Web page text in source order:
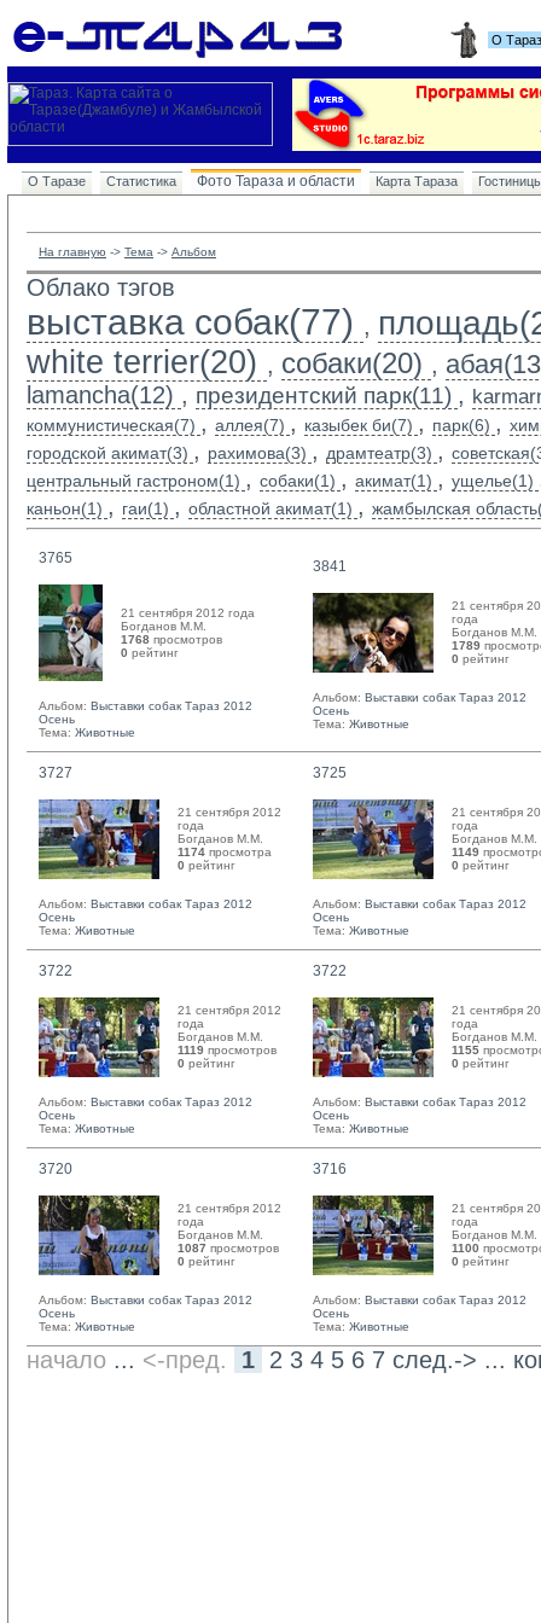
О
О Таразе Статистика Фото Тараза и области Карта Тараза
На главную -> Тема -> Альбом
Облако тэгов
выставка собак(77) ,
white terrier(20) , собаки(20) ,
lamancha(12) , президентский парк(11) ,
коммунистическая(7) , аллея(7) , казыбек би(7) , парк(6) ,
городской акимат(3) , рахимова(3) , драмтеатр(3) ,
центральный гастроном(1) , собаки(1) , акимат(1) , ущелье(1)
каньон(1) , гаи(1) , областной акимат(1) , жамбылская
3765
21 сентября 2012 года
Богданов М.М.
1768 просмотров
0 рейтинг
Альбом: Выставки собак Тараз 2012
Осень
Тема: Животные
3841
21 сентября
года
Богданов М.М.
1789
0 рейтинг
Альбом: Выставки собак Тараз 2012
Осень
Тема: Животные
3727
21 сентября 2012
года
Богданов М.М.
1174 просмотра
0 рейтинг
Альбом: Выставки собак Тараз 2012
Осень
Тема: Животные
3725
21 сентября
года
Богданов М.М.
1149
0 рейтинг
Альбом: Выставки собак Тараз 2012
Осень
Тема: Животные
3722
21 сентября 2012
года
Богданов М.М.
1119 просмотров
0 рейтинг
Альбом: Выставки собак Тараз 2012
Осень
Тема: Животные
3722
21 сентября
года
Богданов М.М.
1155
0 рейтинг
Альбом: Выставки собак Тараз 2012
Осень
Тема: Животные
3720
21 сентября 2012
года
Богданов М.М.
1087 просмотров
0 рейтинг
Альбом: Выставки собак Тараз 2012
Осень
Тема: Животные
3716
21 сентября
года
Богданов М.М.
1100
0 рейтинг
Альбом: Выставки собак Тараз 2012
Осень
Тема: Животные
начало ... <-пред. 1 2 3 4 5 6 7 след.-> ...